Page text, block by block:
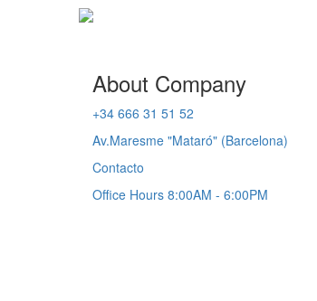
About Company
+34 666 31 51 52
Av.Maresme "Mataró" (Barcelona)
Contacto
Office Hours 8:00AM - 6:00PM